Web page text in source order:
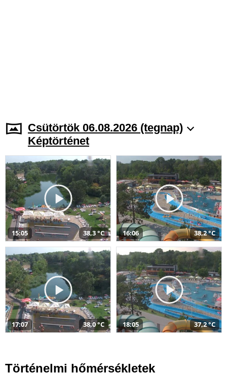
Csütörtök 06.08.2026 (tegnap)
Képtörténet
15:05 38,3 °C 16:06 38,2 °C
17:07 38,0 °C 18:05 37,2 °C
Történelmi hőmérsékletek